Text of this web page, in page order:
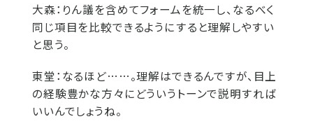
大森： りん議を含めてフォームを統一し、なるべく
同じ項目を比較できるようにすると理解しやすい
と思う。
東堂： なるほど……。理解はできるんですが、目上
の経験豊かな方々にどういうトーンで説明すれば
いいんでしょうね。